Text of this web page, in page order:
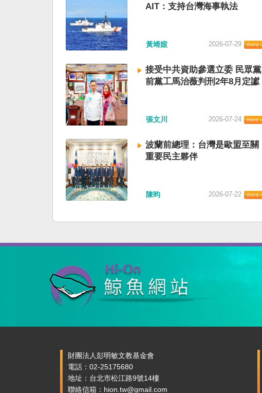
AIT：支持台灣海事執法
黃靖媗 2026-07-29
接受中共資助參選立委 民眾黨
前黨工馬治薇判刑2年8月定讞
張文川 2026-07-24
波蘭前總理：台灣是歐盟至關
重要民主夥伴
陳昀 2026-07-22
財團法人彭明敏文教基金會
電話：02-25175680
地址：台北市松江路9號14樓
聯絡信箱：hion.tw@gmail.com